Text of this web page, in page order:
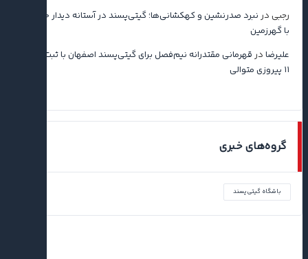
رجبی در نبرد صدرنشین و کهکشانی‌ها؛ گیتی‌پسند در آستانه دیدار حساس
با گهرزمین
علیرضا در قهرمانی مقتدرانه نیم‌فصل برای گیتی‌پسند اصفهان با ثبت رکورد
۱۱ پیروزی متوالی
گروه‌های خبری
باشگاه گیتی‌پسند